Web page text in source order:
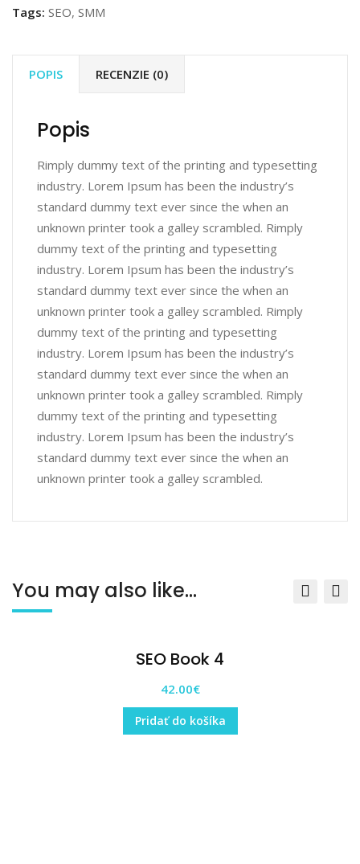
Tags: SEO, SMM
POPIS RECENZIE (0)
Popis
Rimply dummy text of the printing and typesetting
industry. Lorem Ipsum has been the industry’s
standard dummy text ever since the when an
unknown printer took a galley scrambled. Rimply
dummy text of the printing and typesetting
industry. Lorem Ipsum has been the industry’s
standard dummy text ever since the when an
unknown printer took a galley scrambled. Rimply
dummy text of the printing and typesetting
industry. Lorem Ipsum has been the industry’s
standard dummy text ever since the when an
unknown printer took a galley scrambled. Rimply
dummy text of the printing and typesetting
industry. Lorem Ipsum has been the industry’s
standard dummy text ever since the when an
unknown printer took a galley scrambled.
You may also like…
SEO Book 4
42.00€
Pridať do košíka